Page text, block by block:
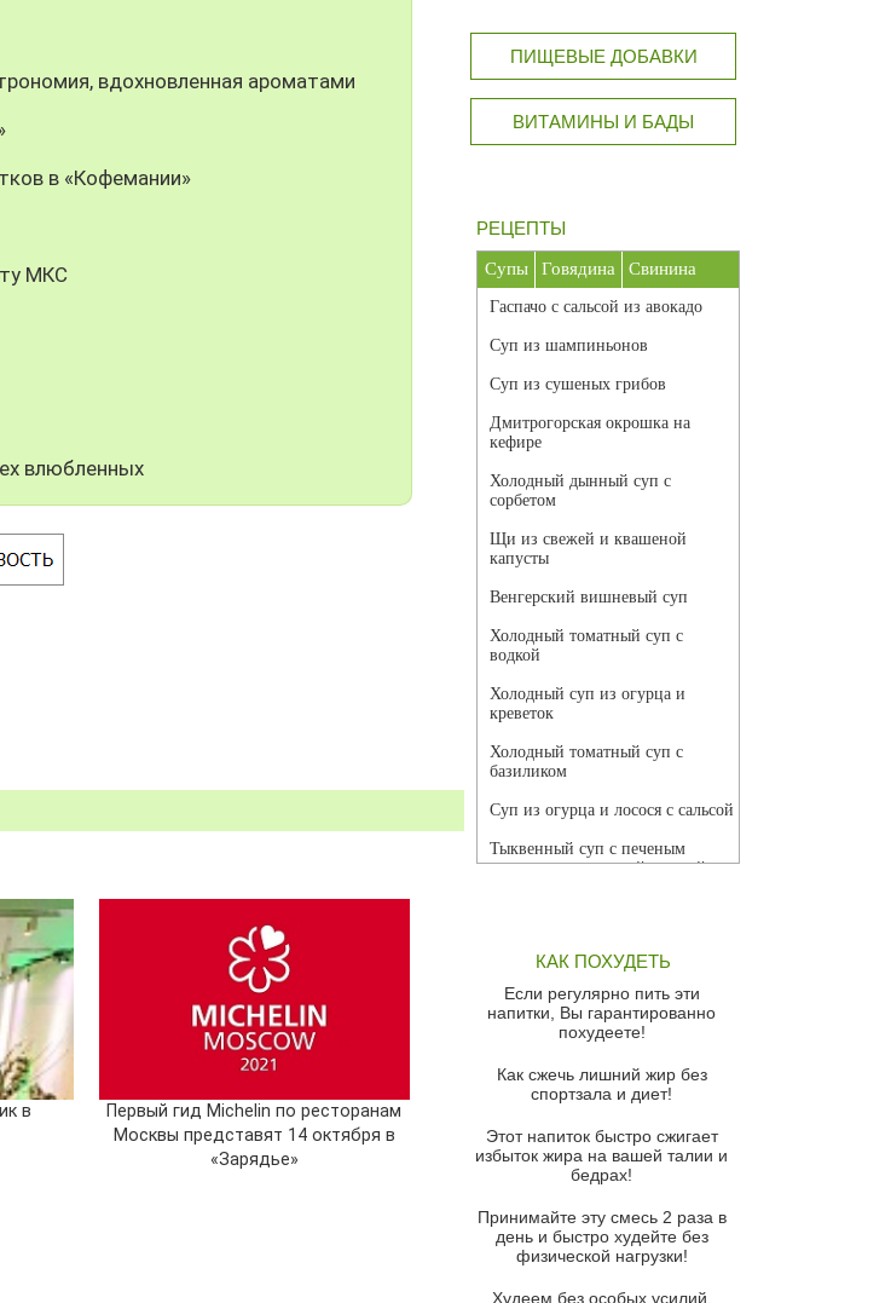
вдохновленная ароматами
в «Кофемании»
МКС
влюбленных
в
Первый гид Michelin по ресторанам
Москвы представят 14 октября в
«Зарядье»
ПИЩЕВЫЕ ДОБАВКИ
ВИТАМИНЫ И БАДЫ
РЕЦЕПТЫ
Супы Говядина Свинина
Гаспачо с сальсой из авокадо
Суп из шампиньонов
Суп из сушеных грибов
Дмитрогорская окрошка на
кефире
Холодный дынный суп с
сорбетом
Щи из свежей и квашеной
капусты
Венгерский вишневый суп
Холодный томатный суп с
водкой
Холодный суп из огурца и
креветок
Холодный томатный суп с
базиликом
Суп из огурца и лосося с сальсой
Тыквенный суп с печеным
чесноком и томатной сальсой
красного перца
Парижский луковый суп
Суп из спаржи и горошка с
Суп-крем из цветной капусты
Французский луковый суп
Суп из баклажанов с моцареллой
Грибной крем-суп с кростини с
козьим сыром
Суп мисо с зеленым луком и
КАК ПОХУДЕТЬ
Если регулярно пить эти
напитки, Вы гарантированно
похудеете!
Как сжечь лишний жир без
спортзала и диет!
Этот напиток быстро сжигает
избыток жира на вашей талии и
бедрах!
Принимайте эту смесь 2 раза в
день и быстро худейте без
физической нагрузки!
Худеем без особых усилий,